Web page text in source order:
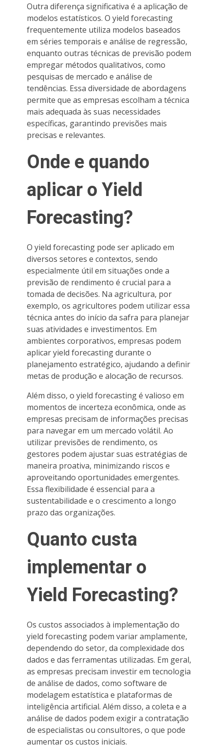
Outra diferença significativa é a aplicação de
modelos estatísticos. O yield forecasting
frequentemente utiliza modelos baseados
em séries temporais e análise de regressão,
enquanto outras técnicas de previsão podem
empregar métodos qualitativos, como
pesquisas de mercado e análise de
tendências. Essa diversidade de abordagens
permite que as empresas escolham a técnica
mais adequada às suas necessidades
específicas, garantindo previsões mais
precisas e relevantes.
Onde e quando
aplicar o Yield
Forecasting?
O yield forecasting pode ser aplicado em
diversos setores e contextos, sendo
especialmente útil em situações onde a
previsão de rendimento é crucial para a
tomada de decisões. Na agricultura, por
exemplo, os agricultores podem utilizar essa
técnica antes do início da safra para planejar
suas atividades e investimentos. Em
ambientes corporativos, empresas podem
aplicar yield forecasting durante o
planejamento estratégico, ajudando a definir
metas de produção e alocação de recursos.
Além disso, o yield forecasting é valioso em
momentos de incerteza econômica, onde as
empresas precisam de informações precisas
para navegar em um mercado volátil. Ao
utilizar previsões de rendimento, os
gestores podem ajustar suas estratégias de
maneira proativa, minimizando riscos e
aproveitando oportunidades emergentes.
Essa flexibilidade é essencial para a
sustentabilidade e o crescimento a longo
prazo das organizações.
Quanto custa
implementar o
Yield Forecasting?
Os custos associados à implementação do
yield forecasting podem variar amplamente,
dependendo do setor, da complexidade dos
dados e das ferramentas utilizadas. Em geral,
as empresas precisam investir em tecnologia
de análise de dados, como software de
modelagem estatística e plataformas de
inteligência artificial. Além disso, a coleta e a
análise de dados podem exigir a contratação
de especialistas ou consultores, o que pode
aumentar os custos iniciais.